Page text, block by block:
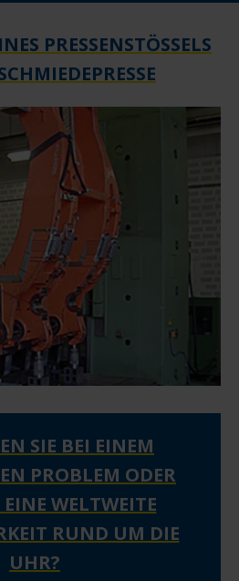
PRESSENSTÖSSELS F
SIE BEI EINEM
PROBLEM ODER
WELTWEITE
RUND UM DIE
UHR?